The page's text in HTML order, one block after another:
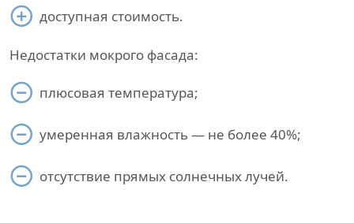
доступная стоимость.
Недостатки мокрого фасада:
плюсовая температура;
умеренная влажность — не более 40%;
отсутствие прямых солнечных лучей.